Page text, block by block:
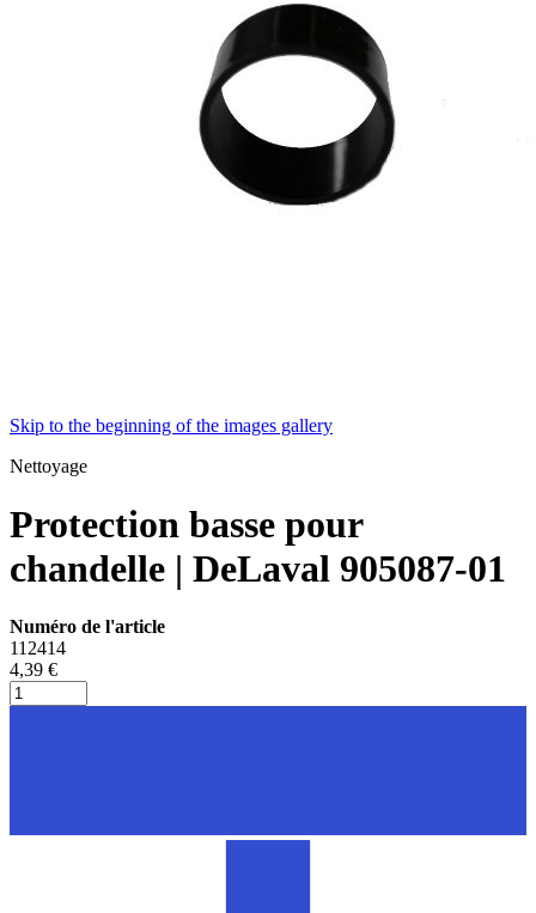
Skip to the beginning of the images gallery
Nettoyage
Protection basse pour
chandelle | DeLaval 905087-01
Numéro de l'article
112414
4,39 €